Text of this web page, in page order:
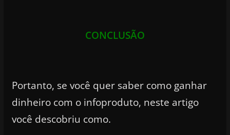
CONCLUSÃO
Portanto, se você quer saber como ganhar
dinheiro com o infoproduto, neste artigo
você descobriu como.